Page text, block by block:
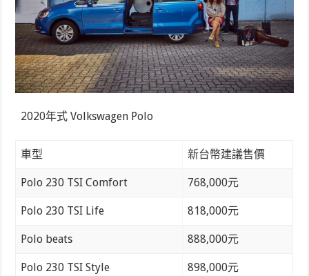
2020年式 Volkswagen Polo
車型 新台幣建議售價
Polo 230 TSI Comfort 768,000元
Polo 230 TSI Life 818,000元
Polo beats 888,000元
Polo 230 TSI Style 898,000元